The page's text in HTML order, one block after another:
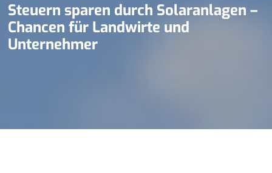
Steuern sparen durch Solaranlagen –
Chancen für Landwirte und
Unternehmer